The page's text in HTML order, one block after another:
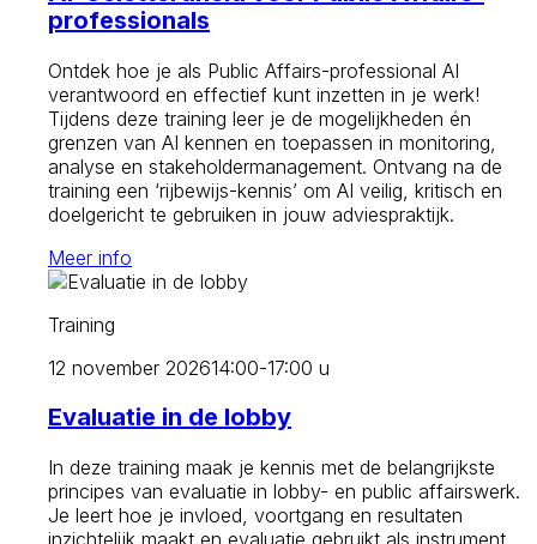
professionals
Ontdek hoe je als Public Affairs-professional AI
verantwoord en effectief kunt inzetten in je werk!
Tijdens deze training leer je de mogelijkheden én
grenzen van AI kennen en toepassen in monitoring,
analyse en stakeholdermanagement. Ontvang na de
training een ‘rijbewijs-kennis’ om AI veilig, kritisch en
doelgericht te gebruiken in jouw adviespraktijk.
Meer info
Training
12 november 202614:00-17:00 u
Evaluatie in de lobby
In deze training maak je kennis met de belangrijkste
principes van evaluatie in lobby- en public affairswerk.
Je leert hoe je invloed, voortgang en resultaten
inzichtelijk maakt en evaluatie gebruikt als instrument